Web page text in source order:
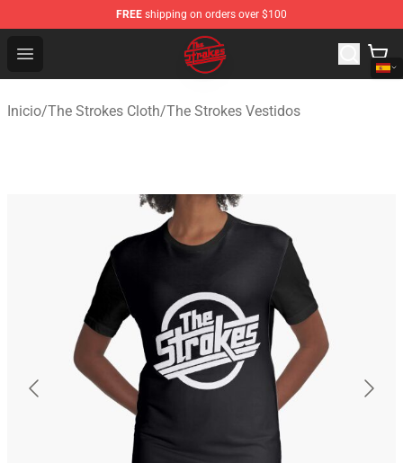
FREE shipping on orders over $100
Open menu
The Strokes Shop - Official The Strokes Merchandise
Inicio/The Strokes Cloth/The Strokes Vestidos